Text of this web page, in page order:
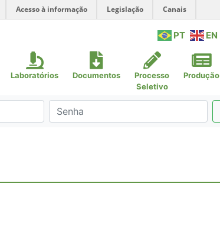
Acesso à informação Legislação Canais
PT EN
Laboratórios Documentos
Processo
Seletivo
Produção